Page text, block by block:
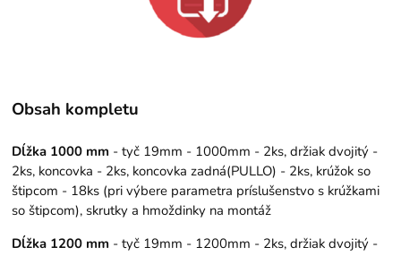
Obsah kompletu
Dĺžka 1000 mm - tyč 19mm - 1000mm - 2ks, držiak dvojitý -
2ks, koncovka - 2ks, koncovka zadná(PULLO) - 2ks, krúžok so
štipcom - 18ks (pri výbere parametra príslušenstvo s krúžkami
so štipcom), skrutky a hmoždinky na montáž
Dĺžka 1200 mm - tyč 19mm - 1200mm - 2ks, držiak dvojitý -